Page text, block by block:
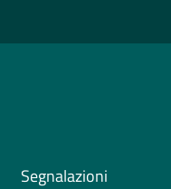
Segnalazioni